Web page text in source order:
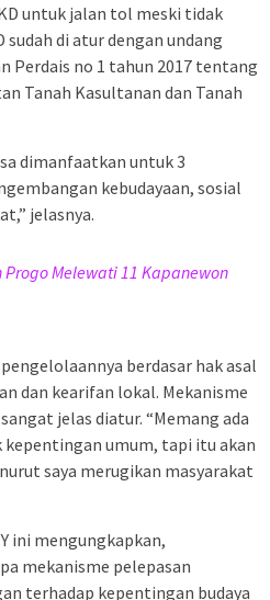
untuk jalan tol meski tidak
sudah di atur dengan undang
Perdais no 1 tahun 2017 tentang
Tanah Kasultanan dan Tanah
dimanfaatkan untuk 3
kebudayaan, sosial
jelasnya.
Progo Melewati 11 Kapanewon
berdasar hak asal
dan kearifan lokal. Mekanisme
jelas diatur. “Memang ada
umum, tapi itu akan
saya merugikan masyarakat
ini mengungkapkan,
mekanisme pelepasan
terhadap kepentingan budaya